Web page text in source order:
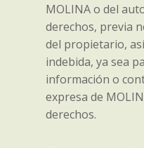
MOLINA o del
derechos, previa
del propietario,
indebida, ya sea
información o
expresa de
derechos.